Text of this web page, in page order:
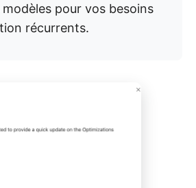
pour vos besoins
récurrents.